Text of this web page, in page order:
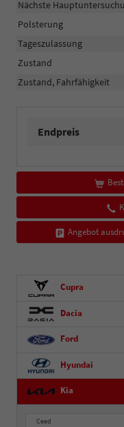
Nächste
Polsterung
Tageszulassung
Zustand
Zustand, Fahrfähigkeit
Endpreis
Angebot
Cupra
Dacia
Ford
Hyundai
Kia
Ceed